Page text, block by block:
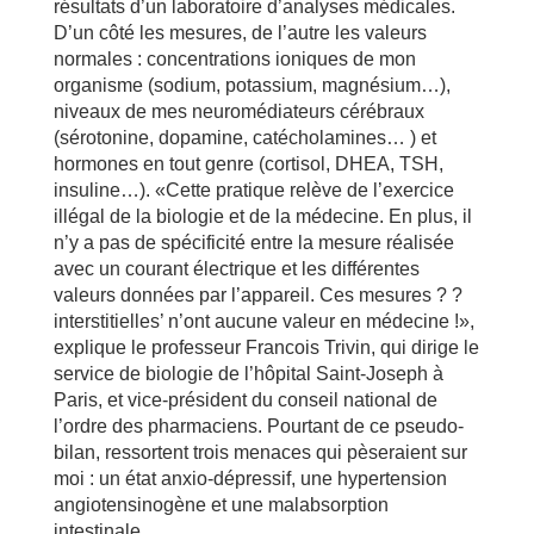
résultats d’un laboratoire d’analyses médicales.
D’un côté les mesures, de l’autre les valeurs
normales : concentrations ioniques de mon
organisme (sodium, potassium, magnésium…),
niveaux de mes neuromédiateurs cérébraux
(sérotonine, dopamine, catécholamines… ) et
hormones en tout genre (cortisol, DHEA, TSH,
insuline…). «Cette pratique relève de l’exercice
illégal de la biologie et de la médecine. En plus, il
n’y a pas de spécificité entre la mesure réalisée
avec un courant électrique et les différentes
valeurs données par l’appareil. Ces mesures ? ?
interstitielles’ n’ont aucune valeur en médecine !»,
explique le professeur Francois Trivin, qui dirige le
service de biologie de l’hôpital Saint-Joseph à
Paris, et vice-président du conseil national de
l’ordre des pharmaciens. Pourtant de ce pseudo-
bilan, ressortent trois menaces qui pèseraient sur
moi : un état anxio-dépressif, une hypertension
angiotensinogène et une malabsorption